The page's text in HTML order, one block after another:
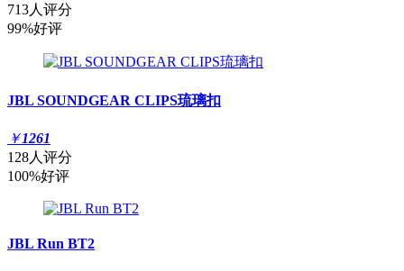
713人评分
99%好评
JBL SOUNDGEAR CLIPS琉璃扣
￥1261
128人评分
100%好评
JBL Run BT2